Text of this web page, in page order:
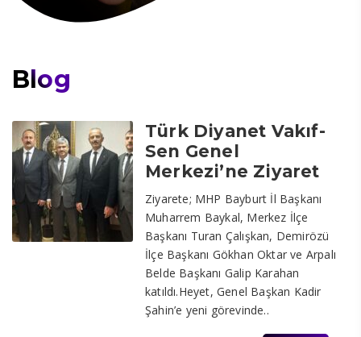
Blog
Türk Diyanet Vakıf-
Sen Genel
Merkezi’ne Ziyaret
Ziyarete; MHP Bayburt İl Başkanı
Muharrem Baykal, Merkez İlçe
Başkanı Turan Çalışkan, Demirözü
İlçe Başkanı Gökhan Oktar ve Arpalı
Belde Başkanı Galip Karahan
katıldı.Heyet, Genel Başkan Kadir
Şahin’e yeni görevinde..